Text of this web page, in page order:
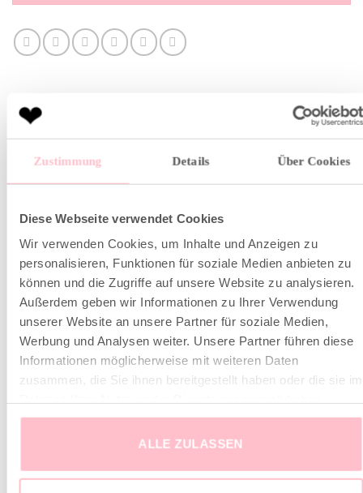
Zustimmung Details Über Cookies
Diese Webseite verwendet Cookies
Wir verwenden Cookies, um Inhalte und Anzeigen zu
personalisieren, Funktionen für soziale Medien anbieten zu
können und die Zugriffe auf unsere Website zu analysieren.
Außerdem geben wir Informationen zu Ihrer Verwendung
unserer Website an unsere Partner für soziale Medien,
Werbung und Analysen weiter. Unsere Partner führen diese
Informationen möglicherweise mit weiteren Daten
zusammen, die Sie ihnen bereitgestellt haben oder die sie im
ALLE ZULASSEN
BESCHREIBUNG
Das Sweatshirt mit Kragen aus reiner Baumwolle
verleiht Deiner Loungewear-Garderobe ein cooles
Update. Dieses Modell in pastelligem Lavendel und
tollem Palmenprint besteht aus einem leichten
Baumwoll-Fleece mit lässigen Used Effekten.
Fällt der Größe entsprechend normal aus
Lässiger oversize Schnitt